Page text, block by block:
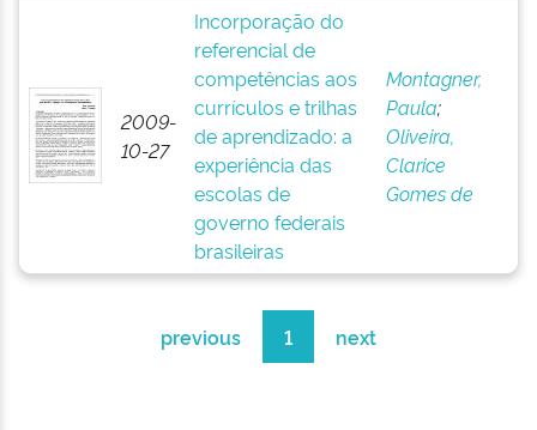
2009-
10-27
Incorporação do
referencial de
competências aos
currículos e trilhas
de aprendizado: a
experiência das
escolas de
governo federais
brasileiras
Montagner,
Paula;
Oliveira,
Clarice
Gomes de
previous 1 next